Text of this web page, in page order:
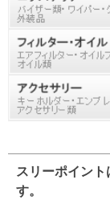
スリーポイン
す。